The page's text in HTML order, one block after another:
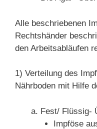
Alle beschriebenen
Rechtshänder
den Arbeitsabläufen
1) Verteilung des
Nährboden mit Hilfe
Fest/ Flüssig-
Impföse